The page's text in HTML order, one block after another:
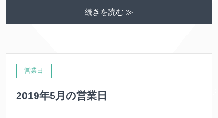
続きを読む ≫
営業日
2019年5月の営業日